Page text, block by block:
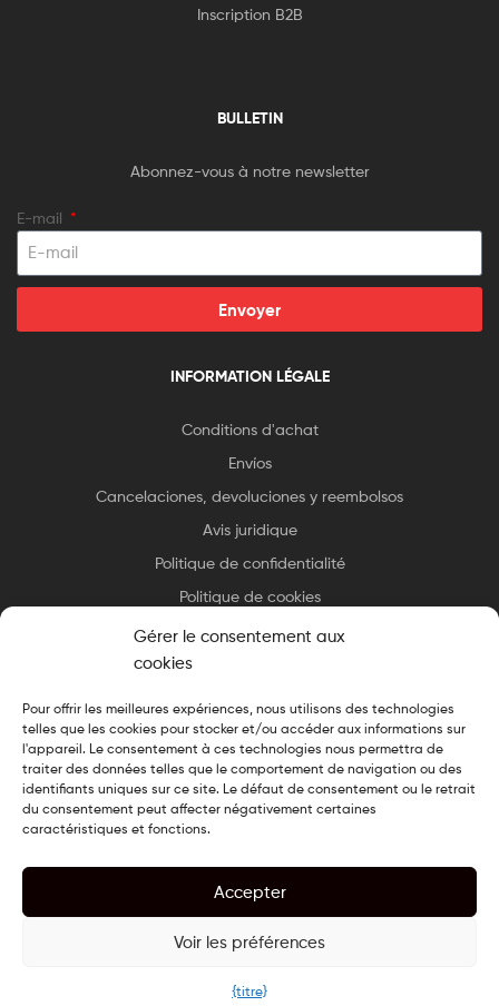
Gérer le consentement aux
cookies
Pour offrir les meilleures expériences, nous utilisons des technologies
telles que les cookies pour stocker et/ou accéder aux informations sur
l'appareil. Le consentement à ces technologies nous permettra de
traiter des données telles que le comportement de navigation ou des
identifiants uniques sur ce site. Le défaut de consentement ou le retrait
du consentement peut affecter négativement certaines
caractéristiques et fonctions.
Accepter
Voir les préférences
{titre}
Inscription B2B
BULLETIN
Abonnez-vous à notre newsletter
E-mail
Envoyer
INFORMATION LÉGALE
Conditions d'achat
Envíos
Cancelaciones, devoluciones y reembolsos
Avis juridique
Politique de confidentialité
Politique de cookies
Copyright © 2025 Essax.Tous droits réservés. Design cuisiné par
Le Chef du Web